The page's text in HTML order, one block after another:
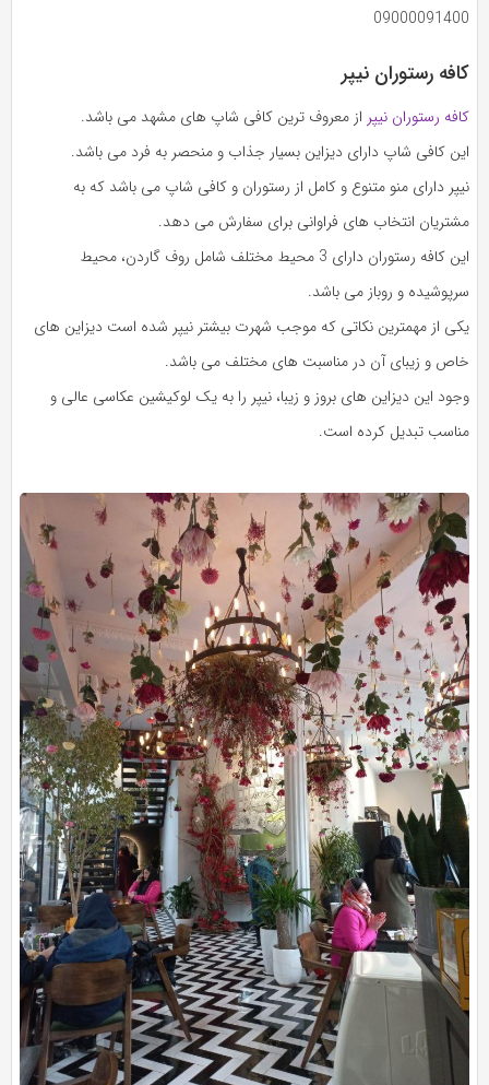
09000091400
کافه رستوران نیپر
کافه رستوران نیپر از معروف ترین کافی شاپ های مشهد می باشد.
این کافی شاپ دارای دیزاین بسیار جذاب و منحصر به فرد می باشد.
نیپر دارای منو متنوع و کامل از رستوران و کافی شاپ می باشد که به
مشتریان انتخاب های فراوانی برای سفارش می دهد.
این کافه رستوران دارای 3 محیط مختلف شامل روف گاردن، محیط
سرپوشیده و روباز می باشد.
یکی از مهمترین نکاتی که موجب شهرت بیشتر نیپر شده است دیزاین های
خاص و زیبای آن در مناسبت های مختلف می باشد.
وجود این دیزاین های بروز و زیبا، نیپر را به یک لوکیشین عکاسی عالی و
مناسب تبدیل کرده است.